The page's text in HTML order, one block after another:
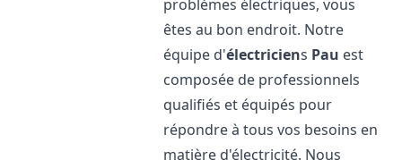
problèmes électriques, vous
êtes au bon endroit. Notre
équipe d'électriciens Pau est
composée de professionnels
qualifiés et équipés pour
répondre à tous vos besoins en
matière d'électricité. Nous